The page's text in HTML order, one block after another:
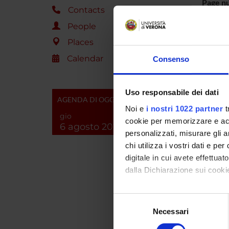
Consenso
Uso responsabile dei dati
Noi e i nostri 1022 partner
cookie per memorizzare e
personalizzati, misurare gli
chi utilizza i vostri dati e per
digitale in cui avete
dalla Dichiarazione sui
Con il tuo consenso,
raccogliere
Necessari
Contacts
People
Places
Calendar
AGENDA DI OGGI
gio
6 agosto 2026
Page
Handle